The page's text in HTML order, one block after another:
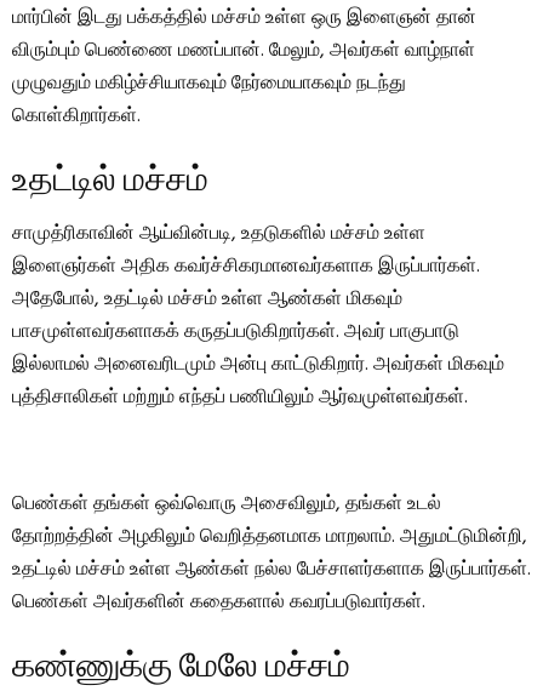
மார்பின் இடது பக்கத்தில் மச்சம் உள்ள ஒரு இளைஞன் தான்
விரும்பும் பெண்ணை மணப்பான். மேலும், அவர்கள் வாழ்நாள்
முழுவதும் மகிழ்ச்சியாகவும் நேர்மையாகவும் நடந்து
கொள்கிறார்கள்.
உதட்டில் மச்சம்
சாமுத்ரிகாவின் ஆய்வின்படி, உதடுகளில் மச்சம் உள்ள
இளைஞர்கள் அதிக கவர்ச்சிகரமானவர்களாக இருப்பார்கள்.
அதேபோல், உதட்டில் மச்சம் உள்ள ஆண்கள் மிகவும்
பாசமுள்ளவர்களாகக் கருதப்படுகிறார்கள். அவர் பாகுபாடு
இல்லாமல் அனைவரிடமும் அன்பு காட்டுகிறார். அவர்கள் மிகவும்
புத்திசாலிகள் மற்றும் எந்தப் பணியிலும் ஆர்வமுள்ளவர்கள்.
பெண்கள் தங்கள் ஒவ்வொரு அசைவிலும், தங்கள் உடல்
தோற்றத்தின் அழகிலும் வெறித்தனமாக மாறலாம். அதுமட்டுமின்றி,
உதட்டில் மச்சம் உள்ள ஆண்கள் நல்ல பேச்சாளர்களாக இருப்பார்கள்.
பெண்கள் அவர்களின் கதைகளால் கவரப்படுவார்கள்.
கண்ணுக்கு மேலே மச்சம்